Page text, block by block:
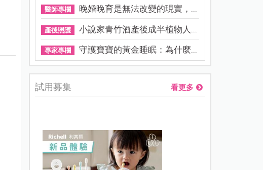
醫師專欄 晚婚晚育是無法改變的現實，...
產後照護 小說家青竹酒產後成半植物人...
專家專欄 守護寶寶的黃金睡眠：為什麼...
試用募集 看更多